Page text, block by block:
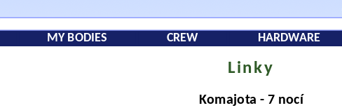
MY BODIES CREW HARDWARE
Linky
Komajota - 7 nocí